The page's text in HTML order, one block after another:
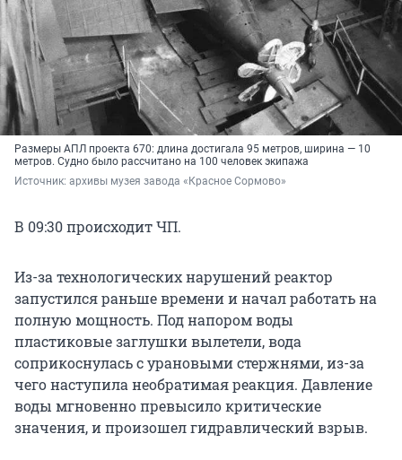
Размеры АПЛ проекта 670: длина достигала 95 метров, ширина — 10
метров. Судно было рассчитано на 100 человек экипажа
Источник: архивы музея завода «Красное Сормово»
В 09:30 происходит ЧП.
Из-за технологических нарушений реактор
запустился раньше времени и начал работать на
полную мощность. Под напором воды
пластиковые заглушки вылетели, вода
соприкоснулась с урановыми стержнями, из-за
чего наступила необратимая реакция. Давление
воды мгновенно превысило критические
значения, и произошел гидравлический взрыв.